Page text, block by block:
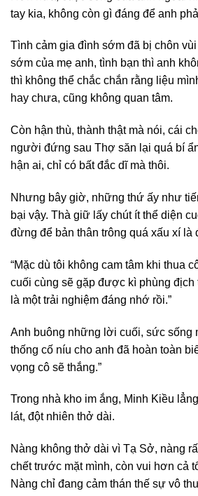
tay kia, không còn gì đáng để anh
Tình cảm gia đình sớm đã bị chôn
sớm của mẹ anh, tình bạn thì anh
thì không thể chắc chắn rằng liệu
hay chưa, cũng không quan tâm.
Còn hận thù, thành thật mà nói, cái
người đứng sau Thợ săn lại quá bí
hận ai, chỉ có bất đắc dĩ mà thôi.
Nhưng bây giờ, những thứ ấy như
bại vậy. Thà giữ lấy chút ít thể diện
đừng để bản thân trông quá xấu xí là
“Mặc dù tôi không cam tâm khi thua
cuối cùng sẽ gặp được kì phùng địch
là một trải nghiệm đáng nhớ rồi.”
Anh buông những lời cuối, sức sống
thống cố níu cho anh đã hoàn toàn
vọng cô sẽ thắng.”
Trong nhà kho im ắng, Minh Kiều
lát, đột nhiên thở dài.
Nàng không thở dài vì Tạ Sở, nàng
chết trước mặt mình, còn vui hơn cả
Nàng chỉ đang cảm thán thế sự vô